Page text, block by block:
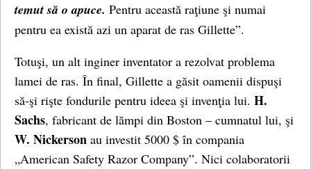
temut să o apuce. Pentru această raţiune şi numai
pentru ea există azi un aparat de ras Gillette”.
Totuşi, un alt inginer inventator a rezolvat problema
lamei de ras. În final, Gillette a găsit oamenii dispuşi
să-şi rişte fondurile pentru ideea şi invenţia lui. H.
Sachs, fabricant de lămpi din Boston – cumnatul lui, şi
W. Nickerson au investit 5000 $ în compania
„American Safety Razor Company”. Nici colaboratorii